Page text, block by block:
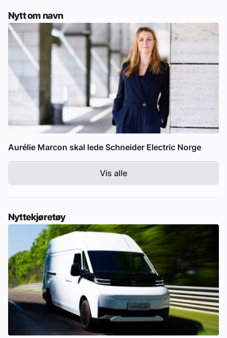
Nytt om navn
Aurélie Marcon skal lede Schneider Electric Norge
Vis alle
Nyttekjøretøy